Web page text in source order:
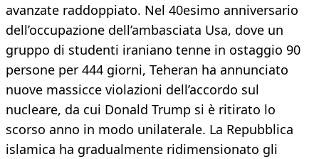
avanzate raddoppiato. Nel 40esimo anniversario
dell’occupazione dell’ambasciata Usa, dove un
gruppo di studenti iraniano tenne in ostaggio 90
persone per 444 giorni, Teheran ha annunciato
nuove massicce violazioni dell’accordo sul
nucleare, da cui Donald Trump si è ritirato lo
scorso anno in modo unilaterale. La Repubblica
islamica ha gradualmente ridimensionato gli